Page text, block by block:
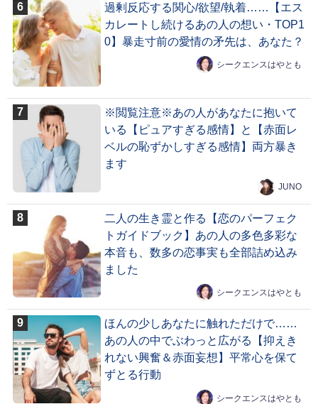
過剰反応する関心/欲望/執着……【エス
カレートし続けるあの人の想い・TOP1
0】暴走寸前の愛情の矛先は、あなた？
シークエンスはやとも
※閲覧注意※あの人があなたに抱いて
いる【ピュアすぎる感情】と【赤面レ
ベルの恥ずかしすぎる感情】両方暴き
ます
JUNO
二人の生き霊と作る【恋のパーフェク
トガイドブック】あの人の多色多彩な
本音も、数多の恋事実も全部詰め込み
ました
シークエンスはやとも
ほんの少しあなたに触れただけで……
あの人の中でぶわっと広がる【抑えき
れない興奮＆赤面妄想】平常心を保て
ずとる行動
シークエンスはやとも